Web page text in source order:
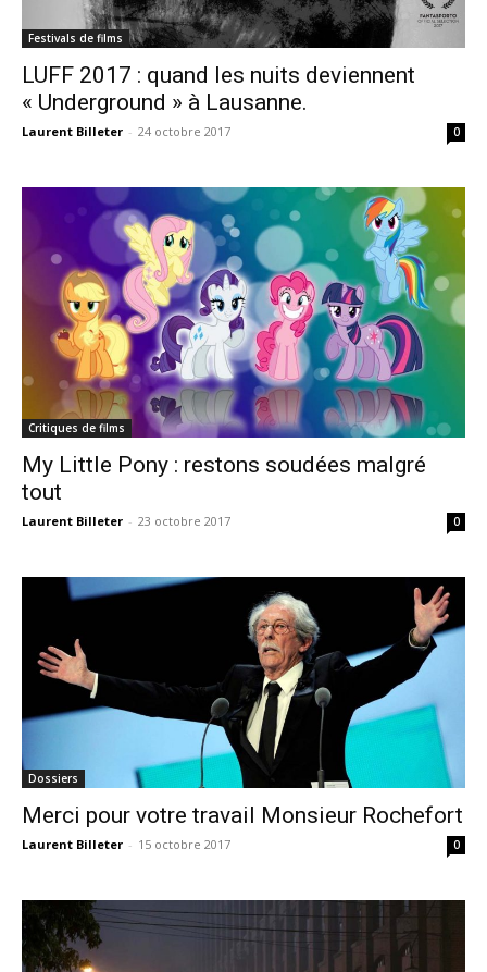
Festivals de films
LUFF 2017 : quand les nuits deviennent
« Underground » à Lausanne.
Laurent Billeter - 24 octobre 2017 0
Critiques de films
My Little Pony : restons soudées malgré
tout
Laurent Billeter - 23 octobre 2017 0
Dossiers
Merci pour votre travail Monsieur Rochefort
Laurent Billeter - 15 octobre 2017 0